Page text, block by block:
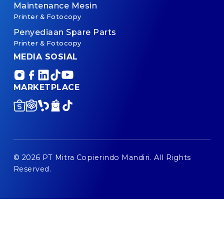
Maintenance Mesin
Printer & Fotocopy
Penyediaan Spare Parts
Printer & Fotocopy
MEDIA SOSIAL
MARKETPLACE
© 2026 PT Mitra Copierindo Mandiri. All Rights
Reserved.